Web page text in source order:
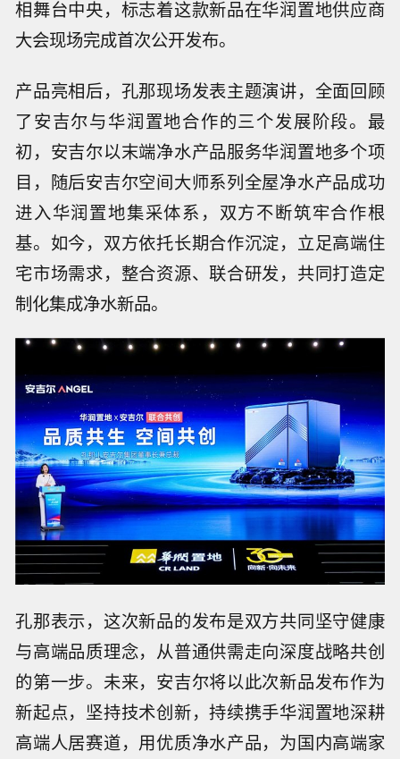
相舞台中央，标志着这款新品在华润置地供应商
大会现场完成首次公开发布。
产品亮相后，孔那现场发表主题演讲，全面回顾
了安吉尔与华润置地合作的三个发展阶段。最
初，安吉尔以末端净水产品服务华润置地多个项
目，随后安吉尔空间大师系列全屋净水产品成功
进入华润置地集采体系，双方不断筑牢合作根
基。如今，双方依托长期合作沉淀，立足高端住
宅市场需求，整合资源、联合研发，共同打造定
制化集成净水新品。
孔那表示，这次新品的发布是双方共同坚守健康
与高端品质理念，从普通供需走向深度战略共创
的第一步。未来，安吉尔将以此次新品发布作为
新起点，坚持技术创新，持续携手华润置地深耕
高端人居赛道，用优质净水产品，为国内高端家